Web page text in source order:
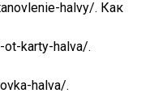
halvy/. Как
karty-halva/.
halva/.